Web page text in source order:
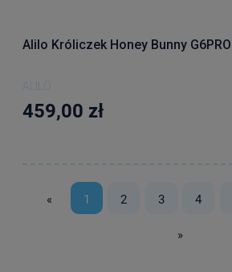
Alilo Króliczek Honey Bunny
ALILO
459,00 zł
« 1 2 3 4
»